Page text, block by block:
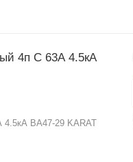
4п C 63А 4.5кА
4.5кА ВА47-29 KARAT